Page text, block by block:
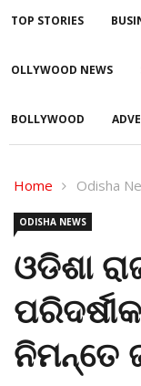
TOP STORIES
OLLYWOOD NEWS
BOLLYWOOD
Home Odisha
ODISHA NEWS
ଓଡିଶା
ନିମନ୍ତେ